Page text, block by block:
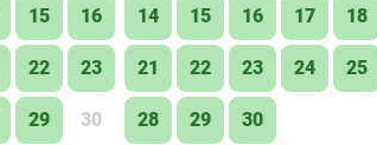
15 16
22 23
29 30
14 15 16 17 18
21 22 23 24 25
28 29 30